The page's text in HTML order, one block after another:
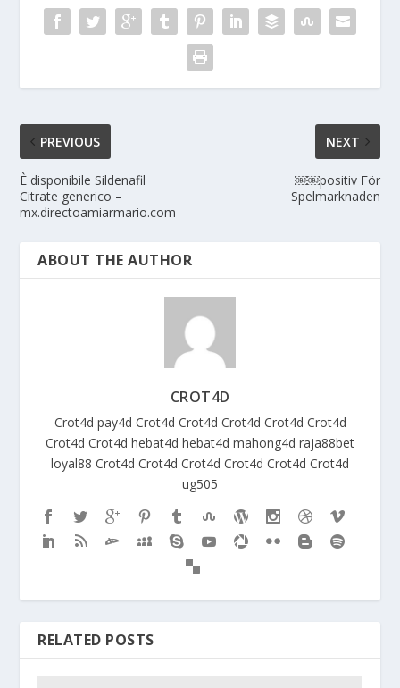
PREVIOUS
È disponibile Sildenafil
Citrate generico –
mx.directoamiarmario.com
NEXT
￼￼positiv För
Spelmarknaden
ABOUT THE AUTHOR
CROT4D
Crot4d pay4d Crot4d Crot4d Crot4d Crot4d Crot4d
Crot4d Crot4d hebat4d hebat4d mahong4d raja88bet
loyal88 Crot4d Crot4d Crot4d Crot4d Crot4d Crot4d
ug505
RELATED POSTS